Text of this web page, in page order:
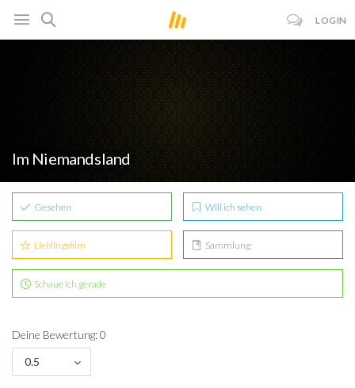
LOGIN
Im Niemandsland
Gesehen Will ich sehen
Lieblingsfilm Sammlung
Schaue ich gerade
Deine Bewertung: 0
0.5